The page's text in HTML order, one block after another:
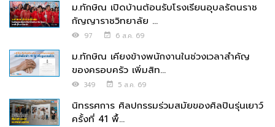
ม.ทักษิณ เปิดบ้านต้อนรับโรงเรียนอุบลรัตนราช
กัญญาราชวิทยาลัย ...
97 6 ส.ค. 69
ม.ทักษิณ เคียงข้างพนักงานในช่วงเวลาสำคัญ
ของครอบครัว เพิ่มสิท...
349 5 ส.ค. 69
นิทรรศการ ศิลปกรรมร่วมสมัยของศิลปินรุ่นเยาว์
ครั้งที่ 41 พื้...